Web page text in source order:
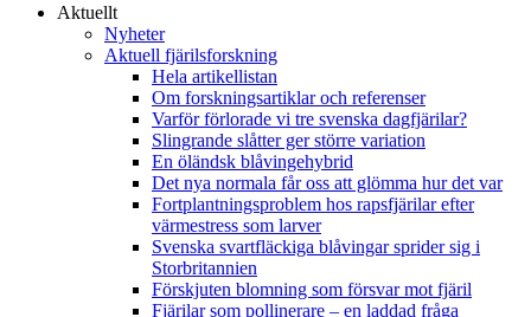
Aktuellt
Nyheter
Aktuell fjärilsforskning
Hela artikellistan
Om forskningsartiklar och referenser
Varför förlorade vi tre svenska dagfjärilar?
Slingrande slåtter ger större variation
En öländsk blåvingehybrid
Det nya normala får oss att glömma hur det var
Fortplantningsproblem hos rapsfjärilar efter
värmestress som larver
Svenska svartfläckiga blåvingar sprider sig i
Storbritannien
Förskjuten blomning som försvar mot fjäril
Fjärilar som pollinerare – en laddad fråga